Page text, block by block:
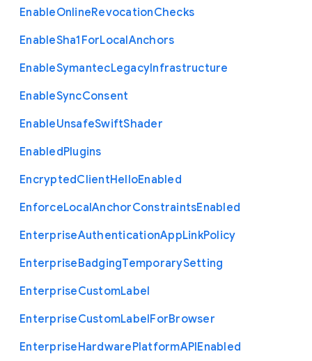
EnableOnlineRevocationChecks
EnableSha1 ForLocalAnchors
EnableSymantecLegacyInfrastructure
EnableSyncConsent
EnableUnsafeSwiftShader
EnabledPlugins
EncryptedClientHelloEnabled
EnforceLocalAnchorConstraintsEnabled
EnterpriseAuthenticationAppLinkPolicy
EnterpriseBadgingTemporarySetting
EnterpriseCustomLabel
EnterpriseCustomLabelForBrowser
EnterpriseHardwarePlatformAPIEnabled